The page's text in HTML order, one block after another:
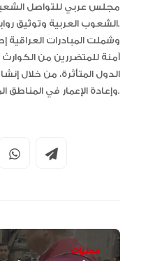
مجلس عربي للتواصل
الشعوب العربية وتوثيق روابط الأخوة.
وشملت المبادرات العراقية
آمنة للمتضررين من
الدول المتأثرة، من خلال
وإعادة الإعمار في المناطق المنكوبة.
محليات